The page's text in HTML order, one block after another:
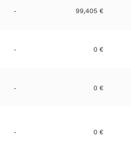
- 99,405 €
- 0 €
- 0 €
- 0 €